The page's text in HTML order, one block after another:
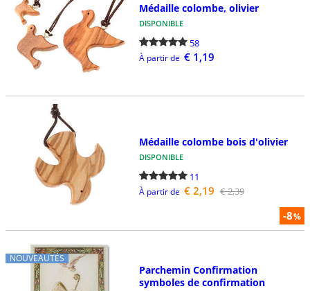
Médaille colombe, olivier
DISPONIBLE
58
À partir de € 1,19
-8%
Médaille colombe bois d'olivier
DISPONIBLE
11
À partir de € 2,19 € 2,39
NOUVEAUTÉS
Parchemin Confirmation
symboles de confirmation